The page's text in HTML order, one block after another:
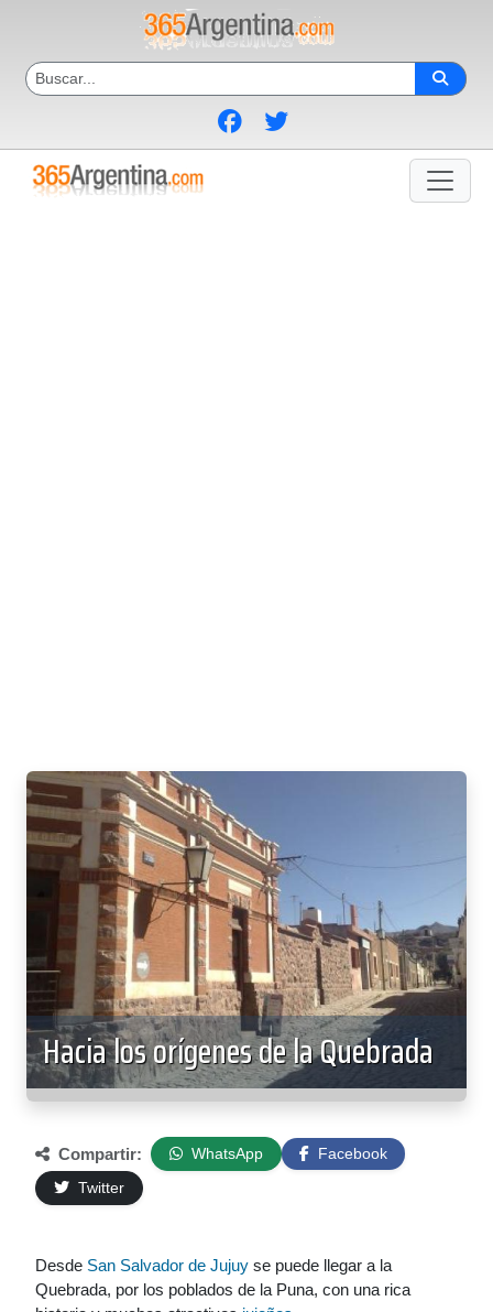
Hacia los orígenes de la Quebrada
Compartir: WhatsApp
Facebook
Twitter
Desde San Salvador de Jujuy se puede llegar a la
Quebrada, por los poblados de la Puna, con una rica